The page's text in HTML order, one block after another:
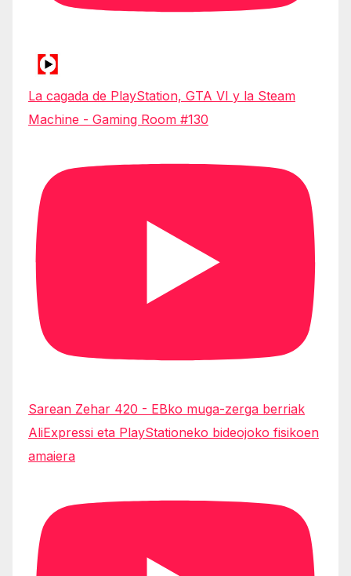
La cagada de PlayStation, GTA VI y la Steam
Machine - Gaming Room #130
Sarean Zehar 420 - EBko muga-zerga berriak
AliExpressi eta PlayStationeko bideojoko fisikoen
amaiera